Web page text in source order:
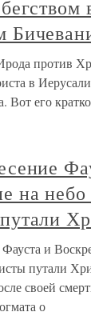
против
в
Вот его
на
и
путали
своей
о